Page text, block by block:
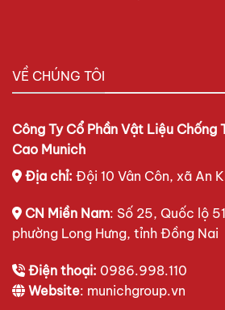
VỀ CHÚNG TÔI
Công Ty Cổ Phần Vật Liệu Chống
Cao Munich
Địa chỉ: Đội 10 Vân Côn, xã An
CN Miền Nam: Số 25, Quốc lộ
phường Long Hưng, tỉnh Đồng Nai
Điện thoại: 0986.998.110
Website: munichgroup.vn